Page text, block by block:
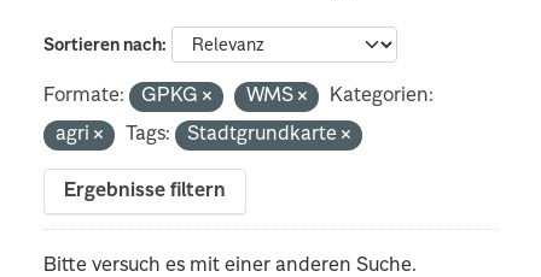
Sortieren nach
Formate: GPKG WMS
Kategorien:
agri
Tags: Stadtgrundkarte
Ergebnisse filtern
Bitte versuch es mit einer anderen Suche.